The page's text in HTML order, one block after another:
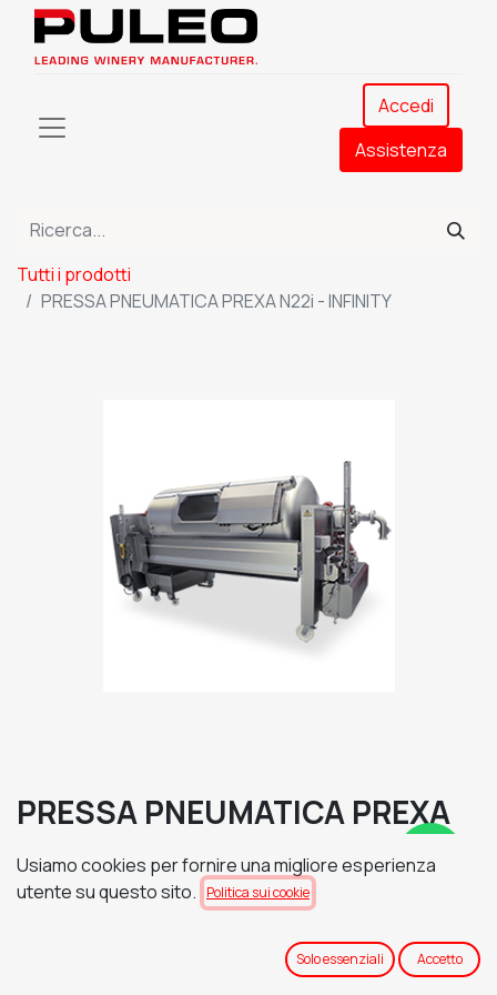
Accedi
Assistenza​
Tutti i prodotti
PRESSA PNEUMATICA PREXA N22i - INFINITY
PRESSA PNEUMATICA PREXA
N22i - INFINITY
TENSIONE DI ALIMENTAZIONE
Usiamo cookies per fornire una migliore esperienza
utente su questo sito.
Politica sui cookie
Solo essenziali Accetto